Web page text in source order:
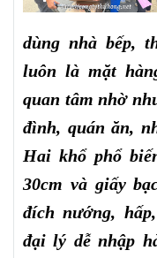
dùng nhà bếp,
luôn là mặt
quan tâm nhờ
đình, quán ăn,
Hai khổ phổ
30cm và giấy
đích nướng,
đại lý dễ nhập